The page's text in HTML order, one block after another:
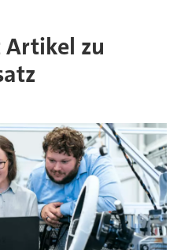
Artikel zu